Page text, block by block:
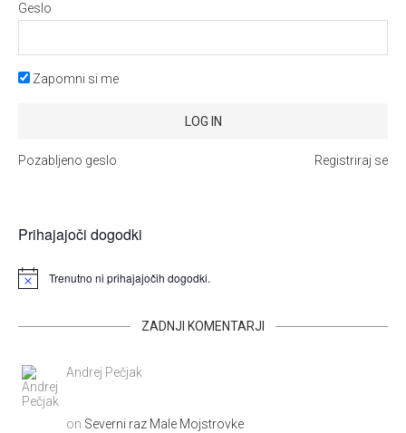
Geslo
Zapomni si me
Registriraj se
Pozabljeno geslo
Prihajajoči dogodki
Trenutno ni prihajajočih dogodki.
ZADNJI KOMENTARJI
Andrej Pečjak
on Severni raz Male Mojstrovke